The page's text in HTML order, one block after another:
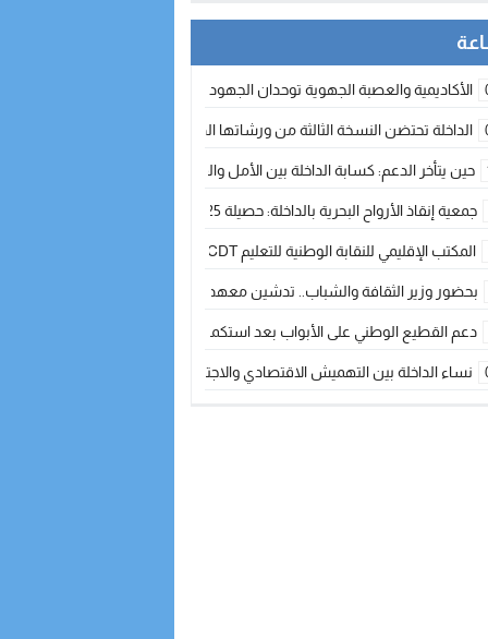
الأكاديمية والعصبة الجهوية توحدان الجهود لتطوير الممارسة الكروية بجهة
الداخلة تحتضن النسخة الثالثة من ورشاتها الدولية: تكوين متخصص في التراث
حين يتأخر الدعم: كسابة الداخلة بين الأمل والقلق ؟
جمعية إنقاذ الأرواح البحرية بالداخلة: حصيلة 2025 بين مهام الإنقاذ ومشروع “دار البحار”
المكتب الإقليمي للنقابة الوطنية للتعليم CDT يجتمع مع المدير الإقليمي لمناقشة ملفات جوهرية لنساء ورجال التعليم
بحضور وزير الثقافة والشباب.. تدشين معهد الموسيقى والفنون الكوريغرافية بالداخلة
دعم القطيع الوطني على الأبواب بعد استكمال الترقيم… الفلاحة المغربية
نساء الداخلة بين التهميش الاقتصادي والاجتماعي… في المؤسسات الإنتاجية